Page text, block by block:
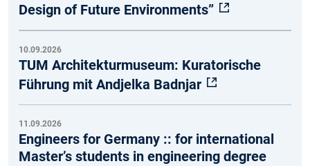
Design of Future Environments”
10.09.2026
TUM Architekturmuseum: Kuratorische
Führung mit Andjelka Badnjar
11.09.2026
Engineers for Germany :: for international
Master’s students in engineering degree